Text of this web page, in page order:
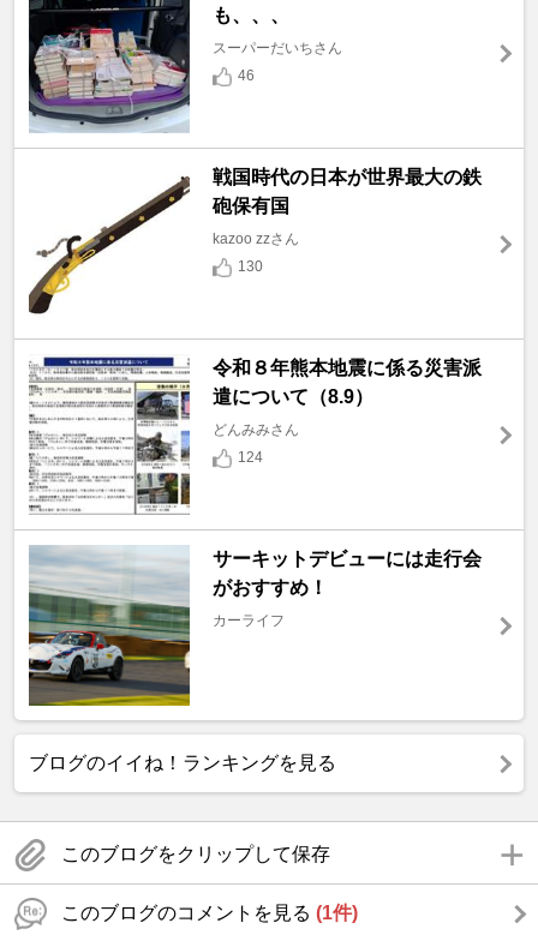
も、、、
スーパーだいちさん
46
戦国時代の日本が世界最大の鉄
砲保有国
kazoo zzさん
130
令和８年熊本地震に係る災害派
遣について（8.9）
どんみみさん
124
サーキットデビューには走行会
がおすすめ！
カーライフ
ブログのイイね！ランキングを見る
このブログをクリップして保存
このブログのコメントを見る (1件)